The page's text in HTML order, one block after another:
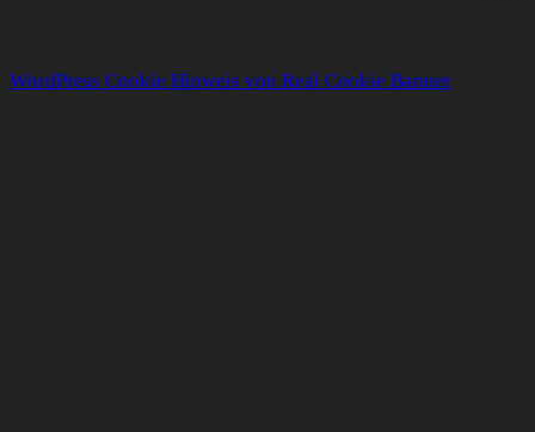
WordPress Cookie Hinweis von Real Cookie Banner